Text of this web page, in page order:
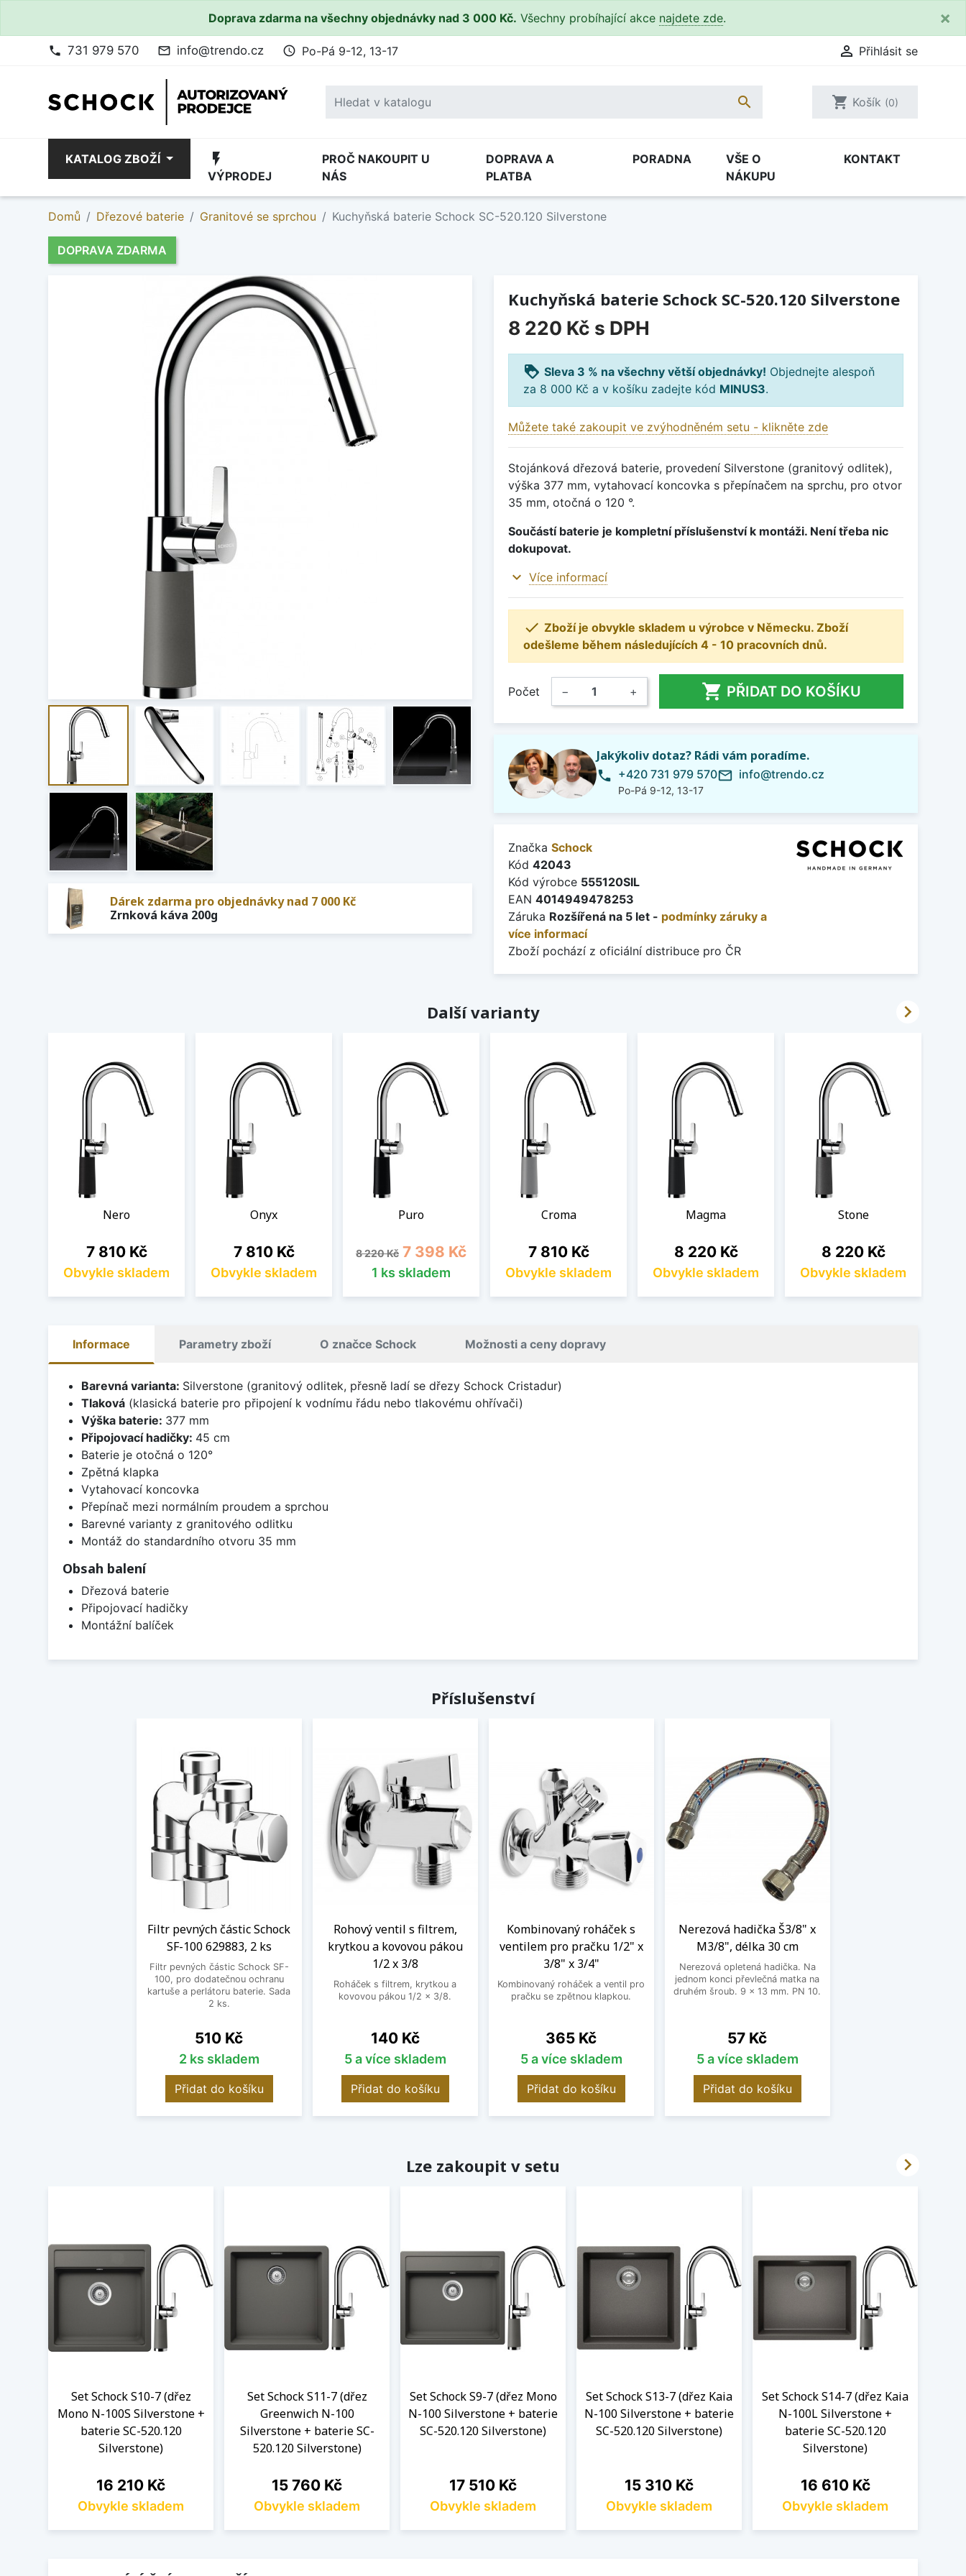
Doprava zdarma na všechny objednávky nad 3 000 Kč. Všechny probíhající akce najdete zde. ×
phone 731 979 570 mail_outline info@trendo.cz access_time Po-Pá 9-12, 13-17  Přihlásit se
 shopping_cart Košík (0)
KATALOG ZBOŽÍ flash_on
VÝPRODEJ
PROČ NAKOUPIT U
NÁS
DOPRAVA A
PLATBA
PORADNA
VŠE O
NÁKUPU
KONTAKT
Domů Dřezové baterie Granitové se sprchou Kuchyňská baterie Schock SC-520.120 Silverstone
DOPRAVA ZDARMA
Dárek zdarma pro objednávky nad 7 000 Kč
Zrnková káva 200g
Kuchyňská baterie Schock SC-520.120 Silverstone
8 220 Kč s DPH
loyalty Sleva 3 % na všechny větší objednávky! Objednejte alespoň
za 8 000 Kč a v košíku zadejte kód MINUS3.
Můžete také zakoupit ve zvýhodněném setu - klikněte zde
Stojánková dřezová baterie, provedení Silverstone (granitový odlitek),
výška 377 mm, vytahovací koncovka s přepínačem na sprchu, pro otvor
35 mm, otočná o 120 °.
Součástí baterie je kompletní příslušenství k montáži. Není třeba nic
dokupovat.
expand_more Více informací
 Zboží je obvykle skladem u výrobce v Německu. Zboží
odešleme během následujících 4 - 10 pracovních dnů.
Počet − +  PŘIDAT DO KOŠÍKU
Jakýkoliv dotaz? Rádi vám poradíme.
phone +420 731 979 570
Po-Pá 9-12, 13-17
mail_outline info@trendo.cz
Značka Schock
Kód 42043
Kód výrobce 555120SIL
EAN 4014949478253
Záruka Rozšířená na 5 let - podmínky záruky a
více informací
Zboží pochází z oficiální distribuce pro ČR
Další varianty
Nero
Cena
7 810 Kč
Obvykle skladem
Onyx
Cena
7 810 Kč
Obvykle skladem
Puro
Běžná cena
8 220 Kč Cena
7 398 Kč
1 ks skladem
Croma
Cena
7 810 Kč
Obvykle skladem
Magma
Cena
8 220 Kč
Obvykle skladem
Stone
Cena
8 220 Kč
Obvykle skladem

Informace Parametry zboží O značce Schock Možnosti a ceny dopravy
Barevná varianta: Silverstone (granitový odlitek, přesně ladí se dřezy Schock Cristadur)
Tlaková(klasická baterie pro připojení k vodnímu řádu nebo tlakovému ohřívači)
Výška baterie: 377 mm
Připojovací hadičky: 45 cm
Baterie je otočná o 120°
Zpětná klapka
Vytahovací koncovka
Přepínač mezi normálním proudem a sprchou
Barevné varianty z granitového odlitku
Montáž do standardního otvoru 35 mm
Obsah balení
Dřezová baterie
Připojovací hadičky
Montážní balíček
Příslušenství
Filtr pevných částic Schock
SF-100 629883, 2 ks
Filtr pevných částic Schock SF-
100, pro dodatečnou ochranu
kartuše a perlátoru baterie. Sada
2 ks.
Cena
510 Kč
2 ks skladem
Přidat do košíku
Rohový ventil s filtrem,
krytkou a kovovou pákou
1/2 x 3/8
Roháček s filtrem, krytkou a
kovovou pákou 1/2 x 3/8.
Cena
140 Kč
5 a více skladem
Přidat do košíku
Kombinovaný roháček s
ventilem pro pračku 1/2" x
3/8" x 3/4"
Kombinovaný roháček a ventil pro
pračku se zpětnou klapkou.
Cena
365 Kč
5 a více skladem
Přidat do košíku
Nerezová hadička Š3/8" x
M3/8", délka 30 cm
Nerezová opletená hadička. Na
jednom konci převlečná matka na
druhém šroub. 9 x 13 mm. PN 10.
Cena
57 Kč
5 a více skladem
Přidat do košíku
Lze zakoupit v setu
Set Schock S10-7 (dřez
Mono N-100S Silverstone +
baterie SC-520.120
Silverstone)
Cena
16 210 Kč
Obvykle skladem
Set Schock S11-7 (dřez
Greenwich N-100
Silverstone + baterie SC-
520.120 Silverstone)
Cena
15 760 Kč
Obvykle skladem
Set Schock S9-7 (dřez Mono
N-100 Silverstone + baterie
SC-520.120 Silverstone)
Cena
17 510 Kč
Obvykle skladem
Set Schock S13-7 (dřez Kaia
N-100 Silverstone + baterie
SC-520.120 Silverstone)
Cena
15 310 Kč
Obvykle skladem
Set Schock S14-7 (dřez Kaia
N-100L Silverstone +
baterie SC-520.120
Silverstone)
Cena
16 610 Kč
Obvykle skladem
